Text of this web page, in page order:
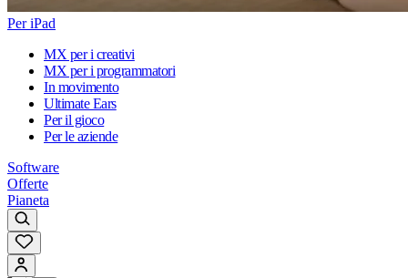
Per iPad
MX per i creativi
MX per i programmatori
In movimento
Ultimate Ears
Per il gioco
Per le aziende
Software
Offerte
Pianeta